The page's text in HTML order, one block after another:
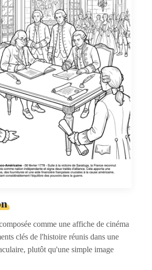
comme une affiche de cinéma
clés de l'histoire réunis dans une
plutôt qu'une simple image